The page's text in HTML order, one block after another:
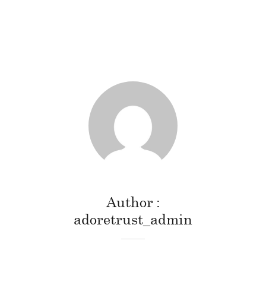
Author
adoretrust_admin